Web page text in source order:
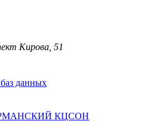
Кирова, 51
данных
КЦСОН